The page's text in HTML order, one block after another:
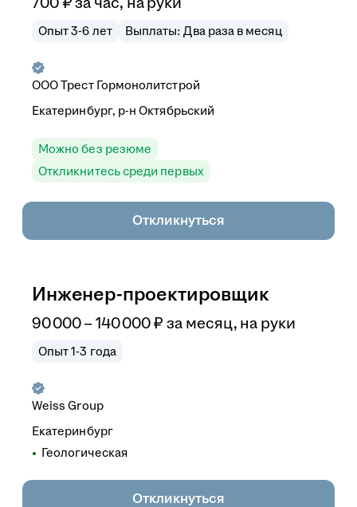
Опыт 3-6 лет Выплаты: Два раза в месяц
ОООТрест Гормонолитстрой
Екатеринбург, р-н Октябрьский
Можно без резюме
Откликнитесь среди первых
Откликнуться
Инженер-проектировщик
90 000–140 000₽ за месяц, на руки
Опыт 1-3 года
Weiss Group
Екатеринбург
Геологическая
Откликнуться